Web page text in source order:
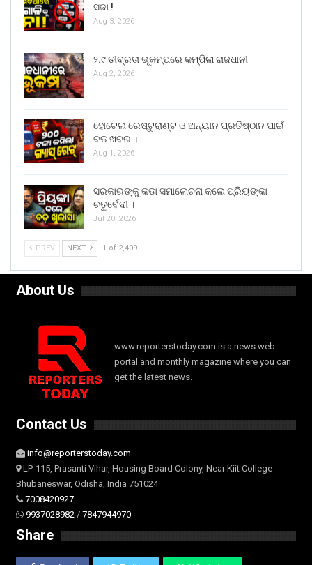
ସଜା !
Aug 3, 2026
୨.୯ ତୀବ୍ରତା ଭୂକମ୍ପରେ କମ୍ପିଲା ରାଜଧାନୀ
Aug 2, 2026
ହୋଟେଲ ରେଷ୍ଟୁରାଣ୍ଟ ଓ ଅନ୍ୟାନ ପ୍ରତିଷ୍ଠାନ ପାଇଁ
ବଡ ଖବର ।
Aug 1, 2026
ସରକାରଙ୍କୁ କଡା ସମାଲୋଚନା କଲେ ପ୍ରିୟଙ୍କା
ଚତୁର୍ବେଦୀ ।
Jul 20, 2026
PREV NEXT 1 of 2,409
About Us
www.reporterstoday.com is a news web
portal and monthly magazine where you can
get the latest news.
Contact Us
info@reporterstoday.com
LP-115, Prasanti Vihar, Housing Board Colony, Near Kiit College
Bhubaneswar, Odisha, India 751024
7008420927
9937028982 / 7847944970
Share